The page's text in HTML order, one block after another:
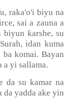
u, raka'o'i biyu na
sai a zauna a
biyunƙarshe, su
idan kuma
ba komai. Bayan
a yi sallama.
da su kamar na
da yadda ake yin